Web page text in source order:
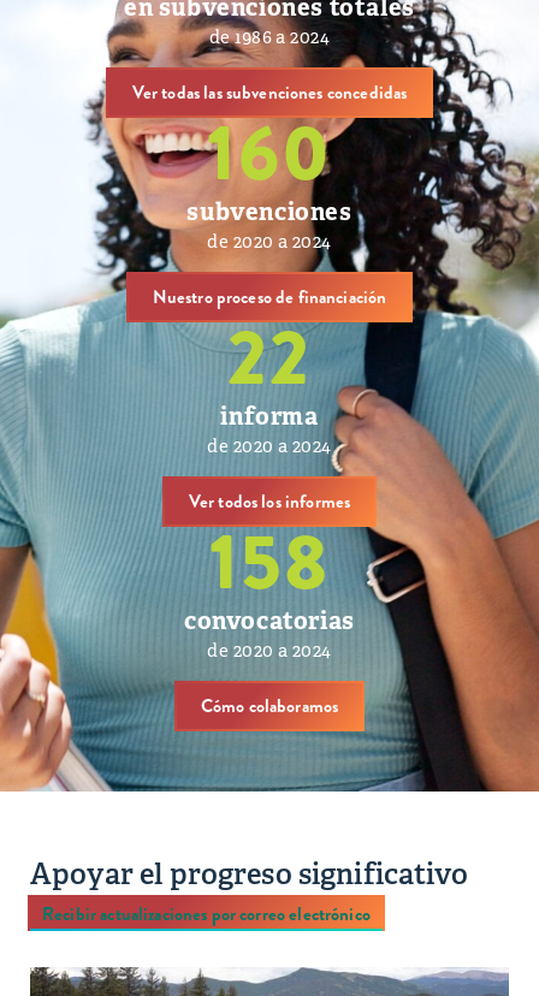
en subvenciones totales
de 1986 a 2024
Ver todas las subvenciones concedidas
160
subvenciones
de 2020 a 2024
Nuestro proceso de financiación
22
informa
de 2020 a 2024
Ver todos los informes
158
convocatorias
de 2020 a 2024
Cómo colaboramos
Apoyar el progreso significativo
Recibir actualizaciones por correo electrónico